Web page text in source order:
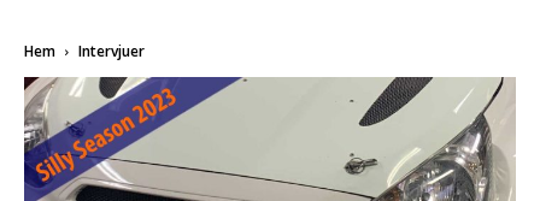
Hem Intervjuer